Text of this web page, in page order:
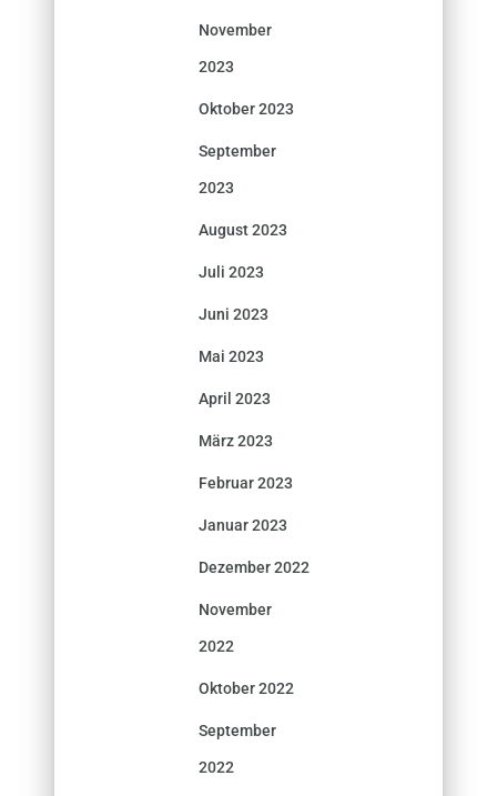
November
2023
Oktober 2023
September
2023
August 2023
Juli 2023
Juni 2023
Mai 2023
April 2023
März 2023
Februar 2023
Januar 2023
Dezember 2022
November
2022
Oktober 2022
September
2022